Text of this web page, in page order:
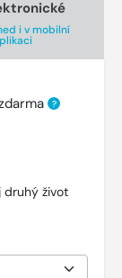
i v mobilní
?
druhý život